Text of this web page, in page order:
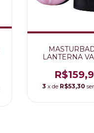
LANTERNA
3 x de R$53,30